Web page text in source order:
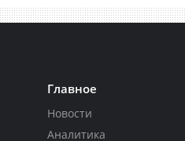
Главное
Новости
Аналитика